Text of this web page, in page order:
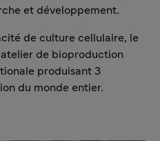
et développement.
de culture cellulaire, le
de bioproduction
produisant 3
du monde entier.